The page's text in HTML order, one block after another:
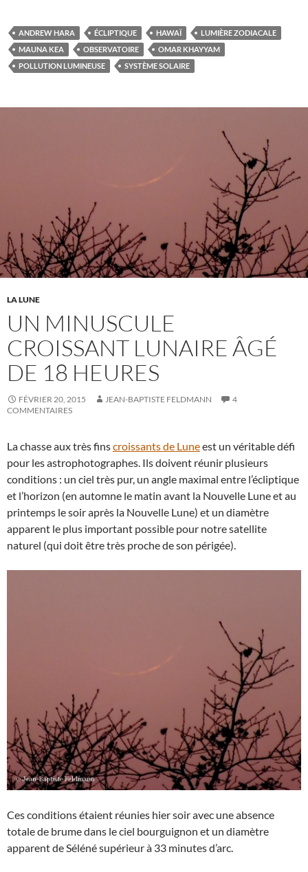
ANDREW HARA ÉCLIPTIQUE HAWAÏ
LUMIÈRE ZODIACALE
MAUNA KEA
OBSERVATOIRE
OMAR KHAYYAM
POLLUTION LUMINEUSE
SYSTÈME SOLAIRE
LA LUNE
UN MINUSCULE
CROISSANT LUNAIRE ÂGÉ
DE 18 HEURES
FÉVRIER 20, 2015 JEAN-BAPTISTE FELDMANN
4
COMMENTAIRES
La chasse aux très finscroissants de Luneest un véritable défi
pour les astrophotographes. Ils doivent réunir plusieurs
conditions : un ciel très pur, un angle maximal entre l’écliptique
et l’horizon (en automne le matin avant la Nouvelle Lune et au
printemps le soir après la Nouvelle Lune) et un diamètre
apparent le plus important possible pour notre satellite
naturel (qui doit être très proche de son périgée).
Ces conditions étaient réunies hier soir avec une absence
totale de brume dans le ciel bourguignon et un diamètre
apparent de Séléné supérieur à 33 minutes d’arc.